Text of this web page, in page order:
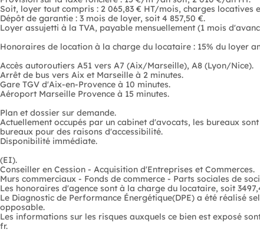
Soit, loyer tout compris : 2 065,83 € HT/mois, charges locatives
Dépôt de garantie : 3 mois de loyer, soit 4 857,50 €.
Loyer assujetti à la TVA, payable mensuellement (1 mois
Honoraires de location à la charge du locataire : 15% du loyer
Accès autoroutiers A51 vers A7 (Aix/Marseille), A8 (Lyon/Nice).
Arrêt de bus vers Aix et Marseille à 2 minutes.
Gare TGV d'Aix-en-Provence à 10 minutes.
Aéroport Marseille Provence à 15 minutes.
Plan et dossier sur demande.
Actuellement occupés par un cabinet d'avocats, les bureaux
bureaux pour des raisons d'accessibilité.
Disponibilité immédiate.
(EI).
Conseiller en Cession - Acquisition d'Entreprises et Commerces.
Murs commerciaux - Fonds de commerce - Parts sociales de
Les honoraires d'agence sont à la charge du locataire, soit
Le Diagnostic de Performance Énergétique(DPE) a été réalisé
opposable.
Les informations sur les risques auxquels ce bien est exposé sont
fr.